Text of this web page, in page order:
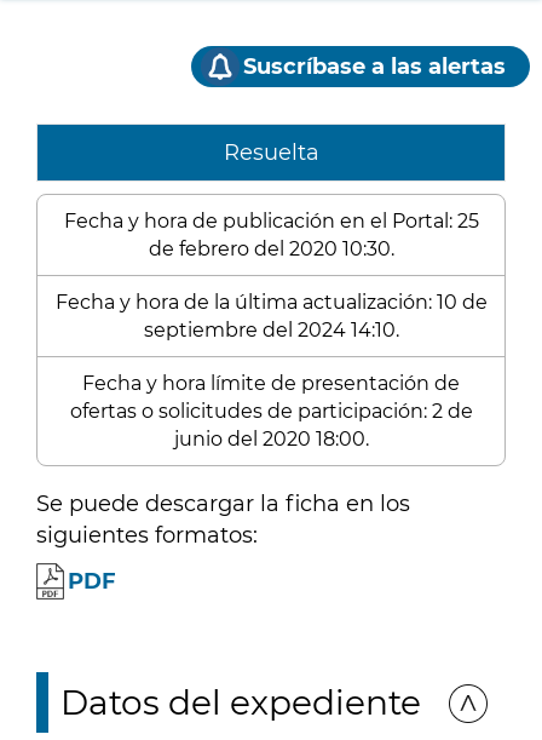
Suscríbase a las alertas
Resuelta
Fecha y hora de publicación en el Portal: 25
de febrero del 2020 10:30.
Fecha y hora de la última actualización: 10 de
septiembre del 2024 14:10.
Fecha y hora límite de presentación de
ofertas o solicitudes de participación: 2 de
junio del 2020 18:00.
Se puede descargar la ficha en los
siguientes formatos:
PDF
Datos del expediente